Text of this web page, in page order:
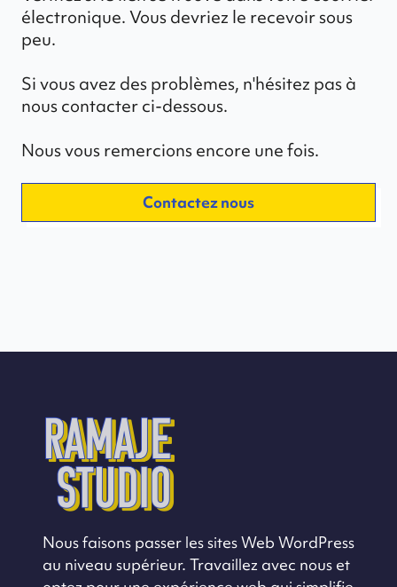
électronique. Vous devriez le recevoir sous
peu.
Si vous avez des problèmes, n'hésitez pas à
nous contacter ci-dessous.
Nous vous remercions encore une fois.
Contactez nous
Nous faisons passer les sites Web WordPress
au niveau supérieur. Travaillez avec nous et